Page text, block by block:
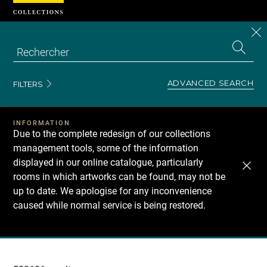
FILTERS ADVANCED SEARCH
INFORMATION
Due to the complete redesign of our collections
management tools, some of the information
displayed in our online catalogue, particularly
rooms in which artworks can be found, may not be
up to date. We apologise for any inconvenience
caused while normal service is being restored.
Recherche
Cookies management panel